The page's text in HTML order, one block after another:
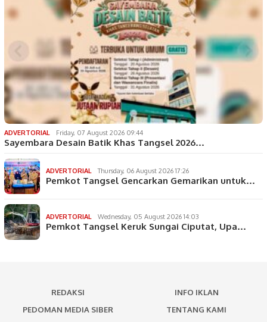
ADVERTORIAL Friday, 07 August 2026 09:44
Sayembara Desain Batik Khas Tangsel 2026…
ADVERTORIAL Thursday, 06 August 2026 17:26
Pemkot Tangsel Gencarkan Gemarikan untuk…
ADVERTORIAL Wednesday, 05 August 2026 14:03
Pemkot Tangsel Keruk Sungai Ciputat, Upa…
REDAKSI
INFO IKLAN
PEDOMAN MEDIA SIBER
TENTANG KAMI